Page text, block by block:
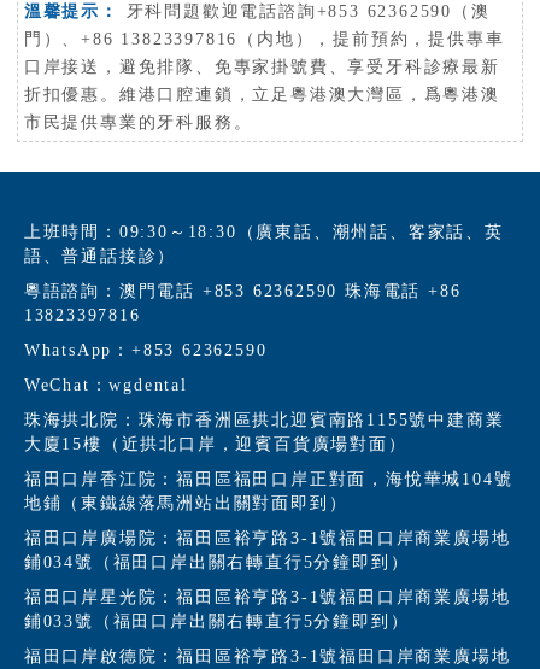
溫馨提示：
牙科問題歡迎電話諮詢+853 62362590（澳
門）、+86 13823397816（内地），提前預約，提供專車
口岸接送，避免排隊、免專家掛號費、享受牙科診療最新
折扣優惠。維港口腔連鎖，立足粵港澳大灣區，爲粵港澳
市民提供專業的牙科服務。
上班時間：09:30～18:30（廣東話、潮州話、客家話、英
語、普通話接診）
粵語諮詢：澳門電話 +853 62362590 珠海電話 +86
13823397816
WhatsApp：+853 62362590
WeChat：wgdental
珠海拱北院：珠海市香洲區拱北迎賓南路1155號中建商業
大廈15樓（近拱北口岸，迎賓百貨廣場對面）
福田口岸香江院：福田區福田口岸正對面，海悅華城104號
地鋪（東鐵線落馬洲站出關對面即到）
福田口岸廣場院：福田區裕亨路3-1號福田口岸商業廣場地
鋪034號（福田口岸出關右轉直行5分鐘即到）
福田口岸星光院：福田區裕亨路3-1號福田口岸商業廣場地
鋪033號（福田口岸出關右轉直行5分鐘即到）
福田口岸啟德院：福田區裕亨路3-1號福田口岸商業廣場地